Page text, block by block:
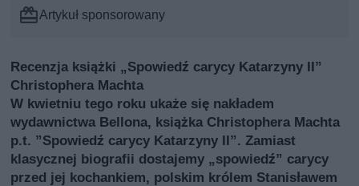
Artykuł sponsorowany
Recenzja książki „Spowiedź carycy Katarzyny II”
Christophera Machta
W kwietniu tego roku ukaże się nakładem
wydawnictwa Bellona, książka Christophera Machta
p.t. ”Spowiedź carycy Katarzyny II”. Zamiast
klasycznej biografii dostajemy „spowiedź” carycy
przed jej kochankiem, polskim królem Stanisławem